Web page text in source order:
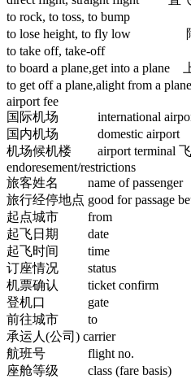
to rock, to toss, to bump
to lose height, to fly low
to take off, take-off
to board a plane,get into a plane
to get off a plane,alight from
airport fee
国际机场 international
国内机场 domestic airport
机场候机楼 airport terminal
endoresement/restrictions
旅客姓名 name of passenger
旅行经停地点 good for passage
起点城市 from
起飞日期 date
起飞时间 time
订座情况 status
机票确认 ticket confirm
登机口 gate
前往城市 to
承运人(公司) carrier
航班号 flight no.
座舱等级 class (fare basis)